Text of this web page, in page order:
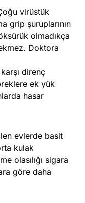
virüstük
grip şuruplarının
olmadıkça
Doktora
direnç
ek yük
hasar
evlerde basit
kulak
olasılığı sigara
göre daha